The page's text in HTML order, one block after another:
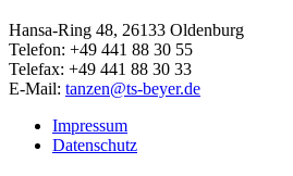
Hansa-Ring 48, 26133 Oldenburg
Telefon: +49 441 88 30 55
Telefax: +49 441 88 30 33
E-Mail: tanzen@ts-beyer.de
Impressum
Datenschutz